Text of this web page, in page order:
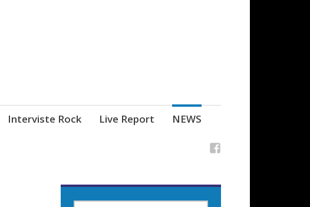
Interviste Rock Live Report NEWS